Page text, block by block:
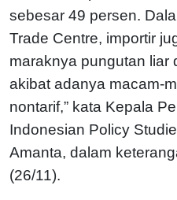
sebesar 49 persen.
Trade Centre, importir
maraknya pungutan liar
akibat adanya macam-
nontarif,” kata Kepala
Indonesian Policy
Amanta, dalam
(26/11).